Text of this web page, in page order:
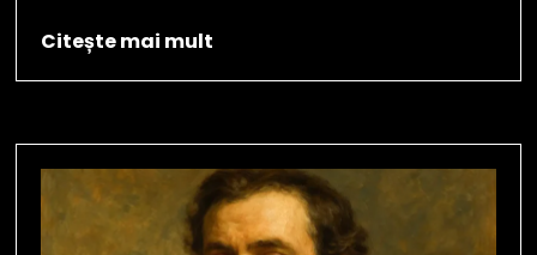
Citește mai mult